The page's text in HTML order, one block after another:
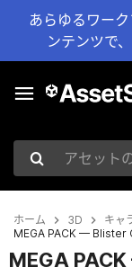
あらゆるワー
ンテンツで
アセットの検索
ホーム 3D キャ
MEGA PACK — Blister
MEGA